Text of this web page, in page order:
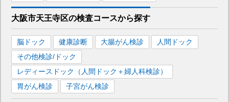
大阪市天王寺区の検査コースから探す
脳ドック 健康診断 大腸がん検診
人間ドック
その他検診/ドック
レディースドック（人間ドック＋婦人科検診）
胃がん検診
子宮がん検診